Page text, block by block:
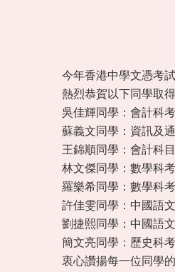
今年香港中學文憑考
熱烈恭賀以下同學取
吳佳輝同學：會計科
蘇義文同學：資訊及
王錦順同學：會計科
林文傑同學：數學科考
羅樂希同學：數學科考
許佳雯同學：中國語
劉捷熙同學：中國語
簡文亮同學：歷史科考
衷心讚揚每一位同學